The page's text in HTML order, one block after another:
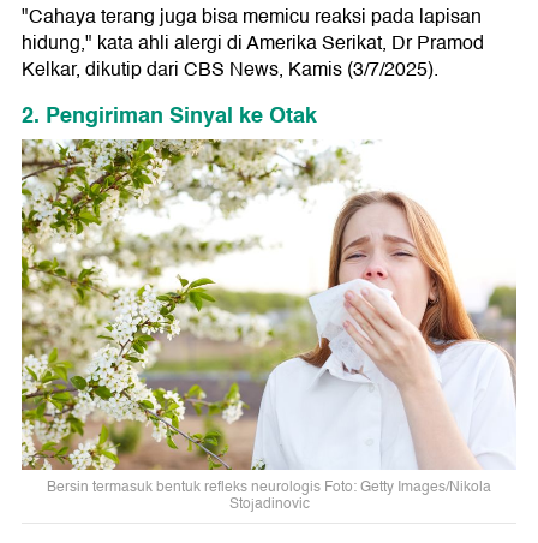
"Cahaya terang juga bisa memicu reaksi pada lapisan
hidung," kata ahli alergi di Amerika Serikat, Dr Pramod
Kelkar, dikutip dari CBS News, Kamis (3/7/2025).
2. Pengiriman Sinyal ke Otak
Bersin termasuk bentuk refleks neurologis Foto: Getty Images/Nikola
Stojadinovic